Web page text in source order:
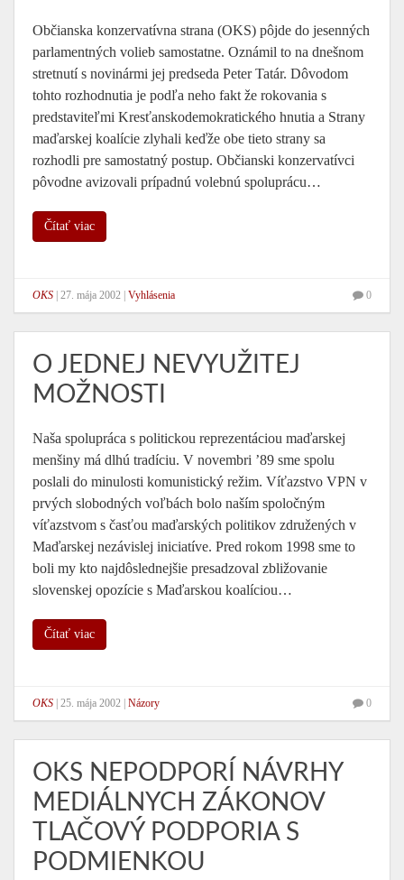
Občianska konzervatívna strana (OKS) pôjde do jesenných
parlamentných volieb samostatne. Oznámil to na dnešnom
stretnutí s novinármi jej predseda Peter Tatár. Dôvodom
tohto rozhodnutia je podľa neho fakt že rokovania s
predstaviteľmi Kresťanskodemokratického hnutia a Strany
maďarskej koalície zlyhali keďže obe tieto strany sa
rozhodli pre samostatný postup. Občianski konzervatívci
pôvodne avizovali prípadnú volebnú spoluprácu…
Čítať viac
OKS 27. mája 2002 Vyhlásenia 0
O JEDNEJ NEVYUŽITEJ
MOŽNOSTI
Naša spolupráca s politickou reprezentáciou maďarskej
menšiny má dlhú tradíciu. V novembri ’89 sme spolu
poslali do minulosti komunistický režim. Víťazstvo VPN v
prvých slobodných voľbách bolo naším spoločným
víťazstvom s časťou maďarských politikov združených v
Maďarskej nezávislej iniciatíve. Pred rokom 1998 sme to
boli my kto najdôslednejšie presadzoval zbližovanie
slovenskej opozície s Maďarskou koalíciou…
Čítať viac
OKS 25. mája 2002 Názory 0
OKS NEPODPORÍ NÁVRHY
MEDIÁLNYCH ZÁKONOV
TLAČOVÝ PODPORIA S
PODMIENKOU